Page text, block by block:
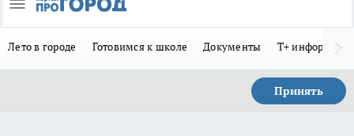
Лето в городе Готовимся к школе Документы Т+
Принять